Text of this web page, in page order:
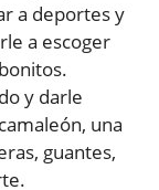
a deportes y
a escoger
y darle
una
guantes,